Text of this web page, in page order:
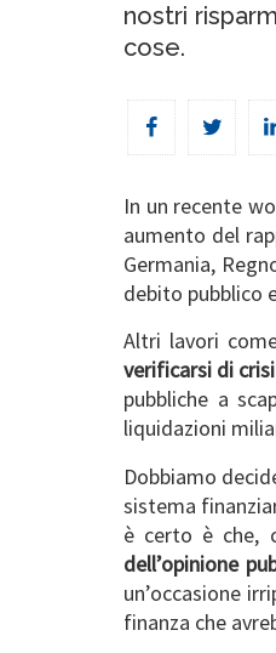
nostri
cose.
In un recente
aumento del
Germania,
debito pubblico
Altri lavori
verificarsi di
pubbliche a
liquidazioni
Dobbiamo
sistema
è certo è che,
dell’opinione
un’occasione
finanza che